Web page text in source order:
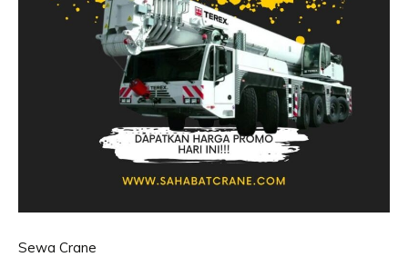
Sewa Crane